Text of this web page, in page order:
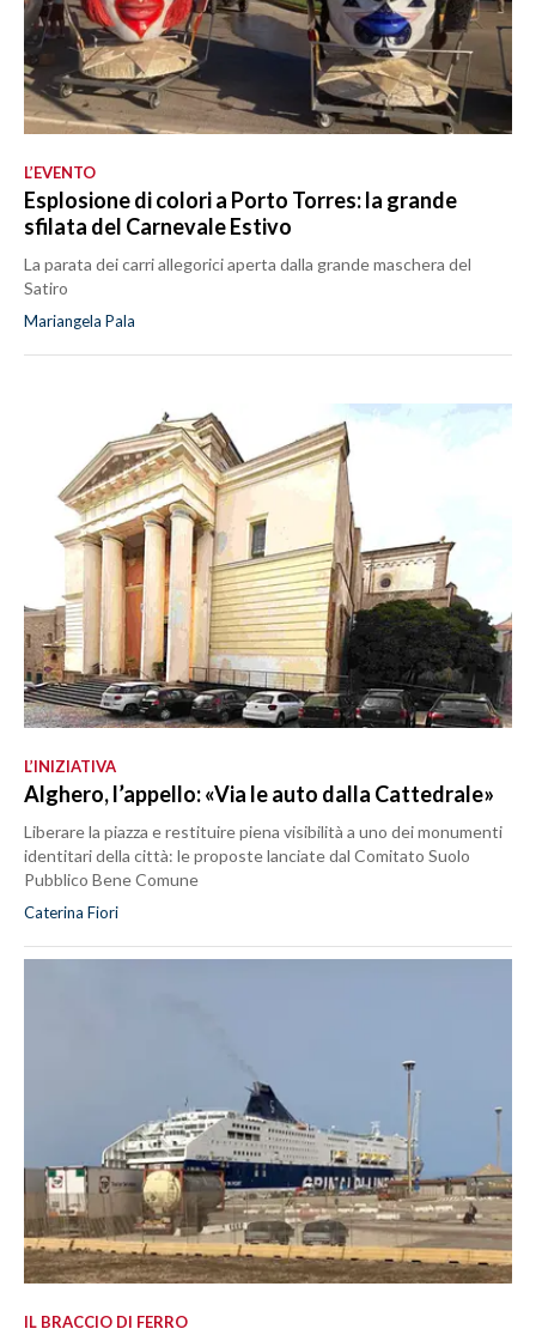
L’EVENTO
Esplosione di colori a Porto Torres: la grande
sfilata del Carnevale Estivo
La parata dei carri allegorici aperta dalla grande maschera del
Satiro
Mariangela Pala
L’INIZIATIVA
Alghero, l’appello: «Via le auto dalla Cattedrale»
Liberare la piazza e restituire piena visibilità a uno dei monumenti
identitari della città: le proposte lanciate dal Comitato Suolo
Pubblico Bene Comune
Caterina Fiori
IL BRACCIO DI FERRO